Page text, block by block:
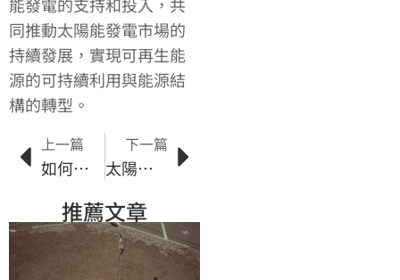
能發電的支持和投入，共
同推動太陽能發電市場的
持續發展，實現可再生能
源的可持續利用與能源結
構的轉型。
上一篇
如何在太陽能市場中建立成功的品牌
下一篇
太陽能解決方案：轉型能源結構的必要手段
推薦文章